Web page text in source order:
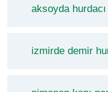
aksoyda hurdacı
izmirde demir